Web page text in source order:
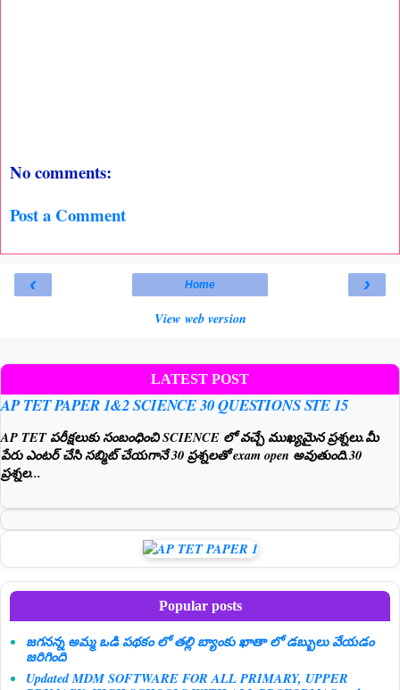
No comments:
Post a Comment
‹ ›
Home
View web version
LATEST POST
AP TET PAPER 1&2 SCIENCE 30 QUESTIONS STE 15
AP TET పరీక్షలుకు సంబంధించి SCIENCE లో వచ్చే ముఖ్యమైన ప్రశ్నలు.మీ
పేరు ఎంటర్ చేసి సబ్మిట్ చేయగానే 30 ప్రశ్నలతో exam open అవుతుంది.30
ప్రశ్నల...
Popular posts
జగనన్న అమ్మ ఒడి పథకం లో తల్లి బ్యాంకు ఖాతా లో డబ్బులు వేయడం
జరిగింది
Updated MDM SOFTWARE FOR ALL PRIMARY, UPPER